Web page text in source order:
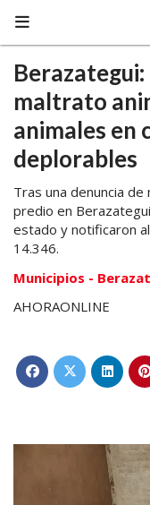
maltrato
animales en
deplorables
Tras una denuncia
predio en
estado y notificaron
14.346.
Municipios -
AHORAONLINE